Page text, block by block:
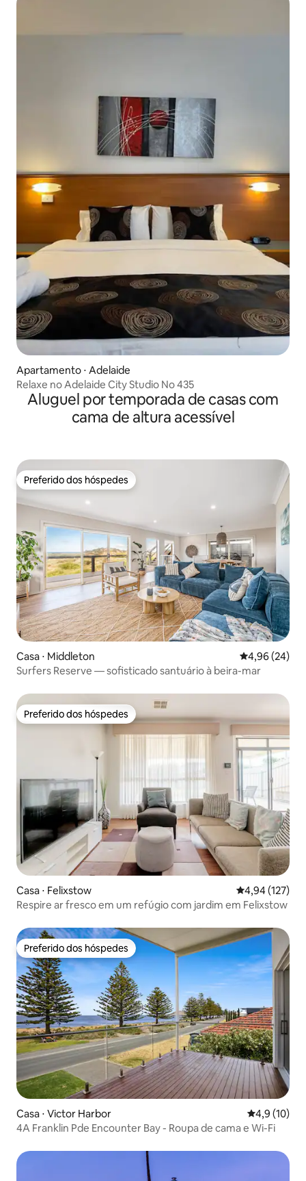
Apartamento ⋅ Adelaide
Relaxe no Adelaide City Studio No 435
Aluguel por temporada de casas com
cama de altura acessível
Preferido dos hóspedes
Preferido dos hóspedes
Casa ⋅ Middleton 4,96 de uma
4,96 (24)
Surfers Reserve — sofisticado santuário à beira-mar
Preferido dos hóspedes
Preferido dos hóspedes
Casa ⋅ Felixstow 4,94 de uma
4,94 (127)
Respire ar fresco em um refúgio com jardim em Felixstow
Preferido dos hóspedes
Preferido dos hóspedes
Casa ⋅ Victor Harbor 4,9 de uma
4,9 (10)
4A Franklin Pde Encounter Bay - Roupa de cama e Wi-Fi